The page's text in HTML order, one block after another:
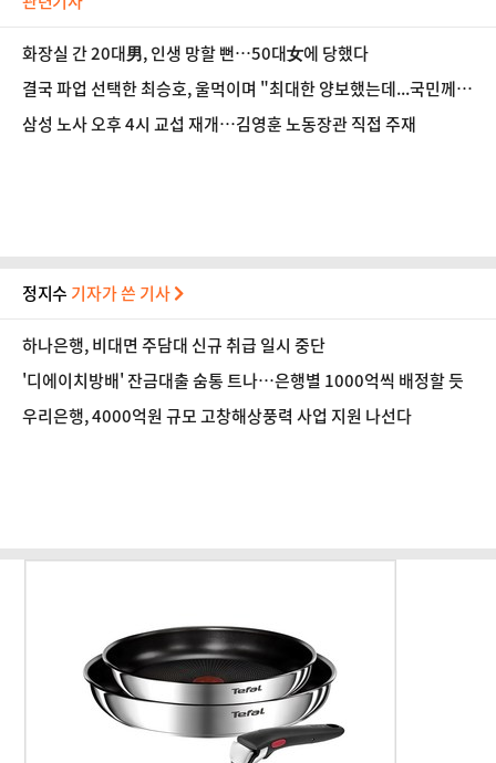
화장실 간 20대男, 인생 망할 뻔…50대女에 당했다
결국 파업 선택한 최승호, 울먹이며 "최대한 양보했는데...국민께
죄송"
삼성 노사 오후 4시 교섭 재개…김영훈 노동장관 직접 주재
정지수 기자가 쓴 기사
하나은행, 비대면 주담대 신규 취급 일시 중단
'디에이치방배' 잔금대출 숨통 트나…은행별 1000억씩 배정할 듯
우리은행, 4000억원 규모 고창해상풍력 사업 지원 나선다